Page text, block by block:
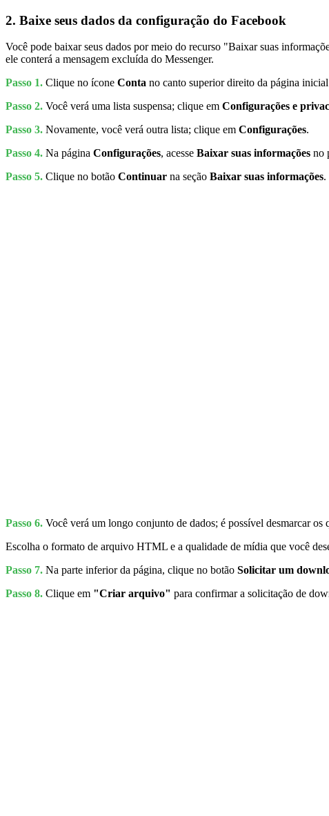
2. Baixe seus dados da configuração do Facebook
Você pode baixar seus dados por meio do recurso "Baixar suas
ele conterá a mensagem excluída do Messenger.
Passo 1. Clique no ícone Conta no canto superior direito da página
Passo 2. Você verá uma lista suspensa; clique em Configurações e
Passo 3. Novamente, você verá outra lista; clique em Configurações.
Passo 4. Na página Configurações, acesse Baixar suas informações no
Passo 5. Clique no botão Continuar na seção Baixar suas informações.
Passo 6. Você verá um longo conjunto de dados; é possível desmarcar os
Escolha o formato de arquivo HTML e a qualidade de mídia que você
Passo 7. Na parte inferior da página, clique no botão Solicitar um
Passo 8. Clique em "Criar arquivo" para confirmar a solicitação de